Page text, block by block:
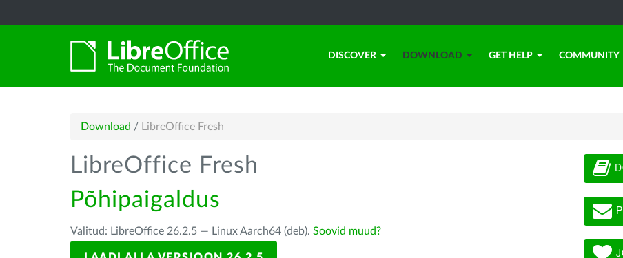
DISCOVER DOWNLOAD GET HELP COMMUNITY
Download / LibreOffice Fresh
LibreOffice Fresh
Põhipaigaldus
Valitud: LibreOffice 26.2.5 — Linux Aarch64 (deb). Soovid muud?